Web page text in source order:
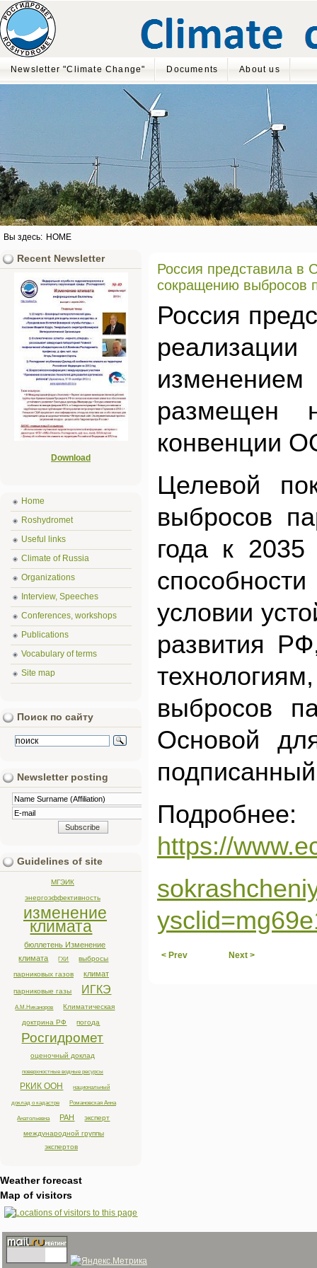
Newsletter "Climate Change" Documents About us
Вы здесь: HOME
Россия представила
сокращению выбросов
Россия
размещен
конвенции
Целевой
выбросов
года к
условии
развития
выбросов
Основой
Подробнее:
https://
< Prev Next >
Recent Newsletter
Download
Home
Roshydromet
Useful links
Climate of Russia
Organizations
Interview, Speeches
Conferences, workshops
Publications
Vocabulary of terms
Site map
Поиск по сайту
Newsletter posting
Guidelines of site
МГЭИК
энергоэффективность
изменение
климата
бюллетень Изменение
климата
ГХИ
выбросы
парниковых газов
климат
парниковые газы ИГКЭ
А.М.Никаноров
Климатическая
доктрина РФ
погода
Росгидромет
оценочный доклад
поверхностные водные ресурсы
РКИК ООН национальный
доклад о кадастре Романовская Анна
Анатольевна РАН
эксперт
международной группы
экспертов
Weather forecast
Map of visitors